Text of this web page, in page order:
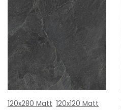
120x280 Matt 120x120 Matt